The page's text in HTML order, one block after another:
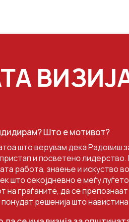
Што е мотивот?
што верувам дека Радовиш
и посветено лидерство.
работа, знаење и искуство
што секојдневно е меѓу
на граѓаните, да се
решенија што